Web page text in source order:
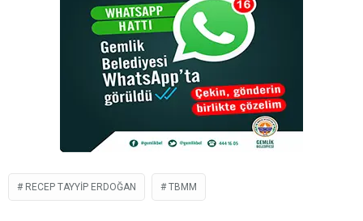
RECEP TAYYIP ERDOĞAN TBMM